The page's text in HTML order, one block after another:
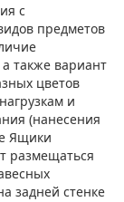
с
предметов
также вариант
цветов
и
(нанесения
Ящики
размещаться
задней стенке